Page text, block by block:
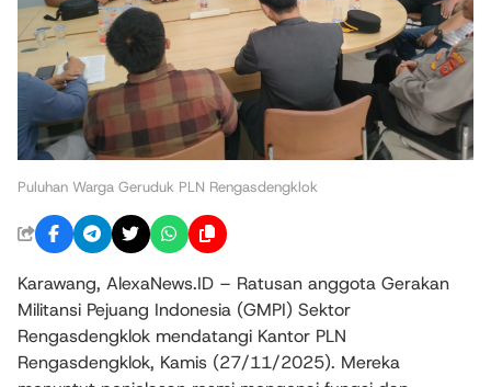
Puluhan Warga Geruduk PLN Rengasdengklok
Karawang, AlexaNews.ID – Ratusan anggota Gerakan
Militansi Pejuang Indonesia (GMPI) Sektor
Rengasdengklok mendatangi Kantor PLN
Rengasdengklok, Kamis (27/11/2025). Mereka